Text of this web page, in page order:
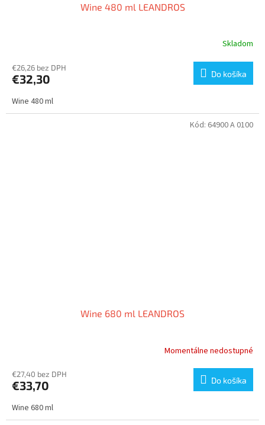
Wine 480 ml LEANDROS
Skladom
€26,26 bez DPH
€32,30 Do košíka
Wine 480 ml
Wine 680 ml LEANDROS
Momentálne nedostupné
€27,40 bez DPH
€33,70 Do košíka
Wine 680 ml
Kód: 64900 A 0100